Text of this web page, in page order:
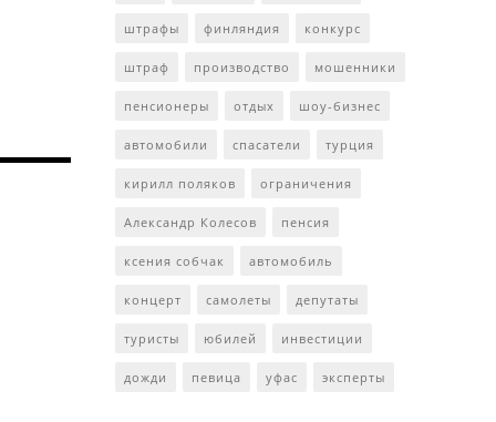
штрафы финляндия конкурс
штраф производство мошенники
пенсионеры отдых шоу-бизнес
автомобили спасатели турция
кирилл поляков ограничения
Александр Колесов пенсия
ксения собчак автомобиль
концерт самолеты депутаты
туристы юбилей инвестиции
дожди певица уфас эксперты